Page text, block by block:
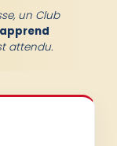
un Club
attendu.